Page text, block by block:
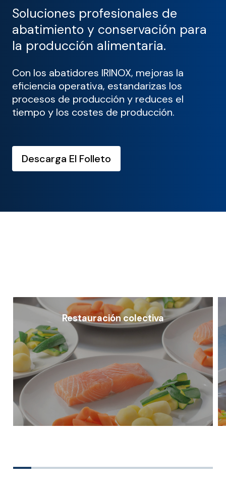
Soluciones profesionales de
abatimiento y conservación para
la producción alimentaria.
Con los abatidores IRINOX, mejoras la
eficiencia operativa, estandarizas los
procesos de producción y reduces el
tiempo y los costes de producción.
Descarga El Folleto
Restauración colectiva